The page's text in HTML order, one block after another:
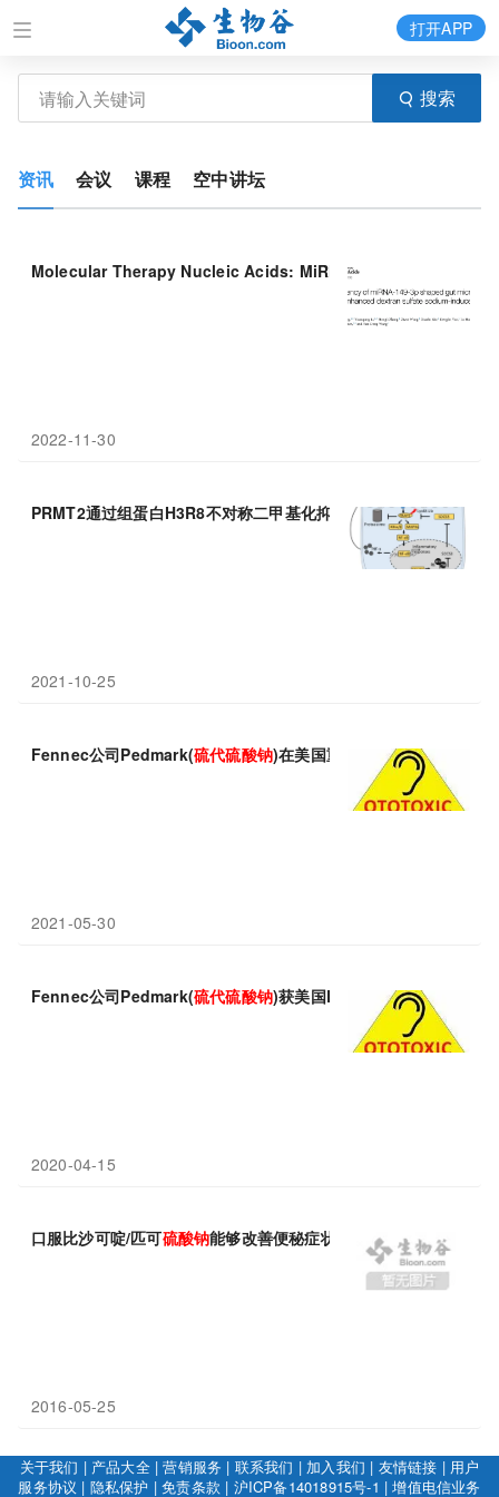
搜索
打开APP
资讯 会议 课程 空中讲坛
Molecular Therapy Nucleic Acids: MiRNA-149-3p型肠道微生
2022-11-30
PRMT2通过组蛋白H3R8不对称二甲基化抑制SOCS3，促进右旋
2021-10-25
Fennec公司Pedmark(硫代硫酸钠)在美国重新提交上市申请!
2021-05-30
Fennec公司Pedmark(硫代硫酸钠)获美国FDA优先审查！
2020-04-15
口服比沙可啶/匹可硫酸钠能够改善便秘症状及生活质量
2016-05-25
关于我们 | 产品大全|营销服务 | 联系我们 | 加入我们 | 友情链接 | 用户
服务协议 | 隐私保护 |免责条款 | 沪ICP备14018915号-1 |增值电信业务